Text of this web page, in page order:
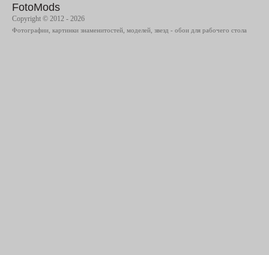
FotoMods
Copyright © 2012 - 2026
Фотографии, картинки знаменитостей, моделей, звезд - обои для рабочего стола